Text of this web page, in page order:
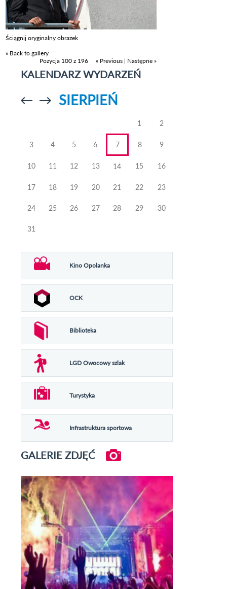
Ściągnij oryginalny obrazek
« Back to gallery
Pozycja 100 z 196
« Previous | Następne »
KALENDARZ WYDARZEŃ
Przejdź doPrzejdź do
SIERPIEŃ
1 2
3 4 5 6 7 8 9
10 11 12 13 14 15 16
17 18 19 20 21 22 23
24 25 26 27 28 29 30
31
Kino Opolanka
OCK
Biblioteka
LGD Owocowy szlak
Turystyka
Infrastruktura sportowa
GALERIE ZDJĘĆ